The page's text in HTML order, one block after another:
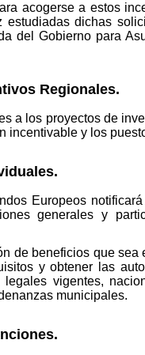
acogerse a estos
estudiadas dichas
del Gobierno para
Regionales.
a los proyectos de
incentivable y los
Europeos
generales y
de beneficios que sea
y obtener las
vigentes,
municipales.